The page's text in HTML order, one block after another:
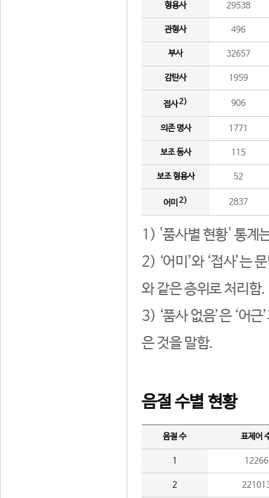
형용사 29538
관형사 496
부사 32657
감탄사 1959
접사2) 906
의존 명사 1771
보조 동사 115
보조 형용사 52
어미 2) 2837
1) '품사별 현황' 통계
2) ‘어미’와 ‘접사’는
와 같은 층위로 처리함.
3) ‘품사 없음’은 ‘어
은 것을 말함.
음절 수별 현황
음절 수 표제어
1 12266
2